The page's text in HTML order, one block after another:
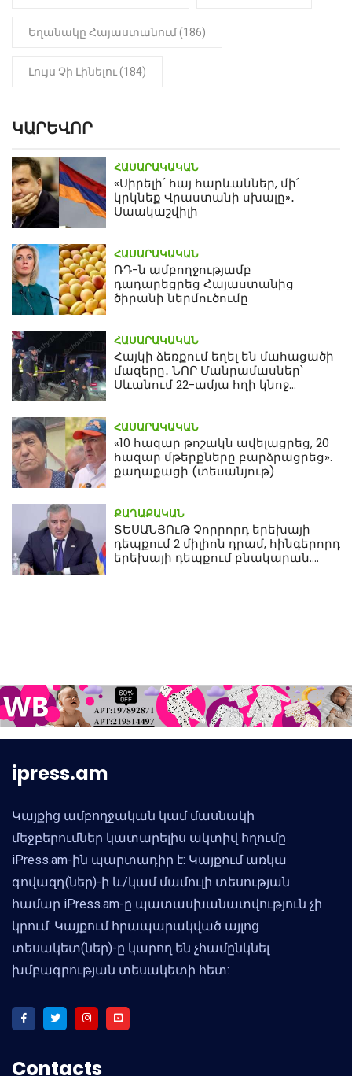
Եղանակը Հայաստանում (186)
Լույս Չի Լինելու (184)
ԿԱՐԵՎՈՐ
ՀԱՍԱՐԱԿԱԿԱՆ
«Սիրելի՛ հայ հարևաններ, մի՛
կրկնեք Վրաստանի սխալը»․
Սաակաշվիլի
ՀԱՍԱՐԱԿԱԿԱՆ
ՌԴ-ն ամբողջությամբ
դադարեցրեց Հայաստանից
ծիրանի ներմուծումը
ՀԱՍԱՐԱԿԱԿԱՆ
Հայկի ձեռքում եղել են մահացածի
մազերը․ ՆՈՐ Մանրամասներ՝
Սևանում 22-ամյա հղի կնոջ
ՀԱՍԱՐԱԿԱԿԱՆ
«10 հազար թոշակն ավելացրեց, 20
հազար մթերքները բարձրացրեց».
քաղաքացի (տեսանյութ)
ՔԱՂԱՔԱԿԱՆ
ՏԵՍԱՆՅՈւԹ Չորրորդ երեխայի
դեպքում 2 միլիոն դրամ, հինգերորդ
երեխայի դեպքում բնակարան.
ipress.am
Կայքից ամբողջական կամ մասնակի
մեջբերումներ կատարելիս ակտիվ հղումը
iPress.am-ին պարտադիր է: Կայքում առկա
գովազդ(ներ)-ի և/կամ մամուլի տեսության
համար iPress.am-ը պատասխանատվություն չի
կրում: Կայքում հրապարակված այլոց
տեսակետ(ներ)-ը կարող են չհամընկնել
խմբագրության տեսակետի հետ:
Contacts